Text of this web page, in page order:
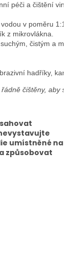
péči a čištění
v poměru 1:10.
z mikrovlákna.
čistým a
hadříky,
čištěny, aby si
umístněné na
způsobovat